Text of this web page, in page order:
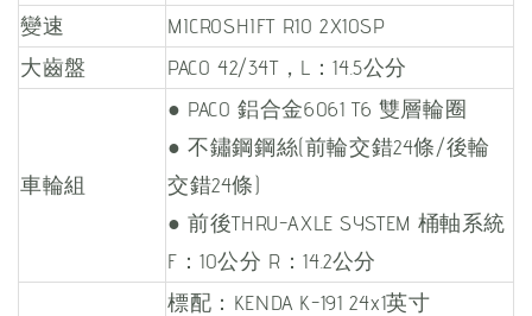
變速
MICROSHIFT R10 2X10SP
大齒盤
PACO 42/34T，L：14.5公分
車輪組
● PACO 鋁合金6061 T6 雙層輪圈
● 不鏽鋼鋼絲(前輪交錯24條/後輪
交錯24條)
● 前後THRU-AXLE SYSTEM 桶軸系統
F：10公分 R：14.2公分
標配：KENDA K-191 24x1英寸